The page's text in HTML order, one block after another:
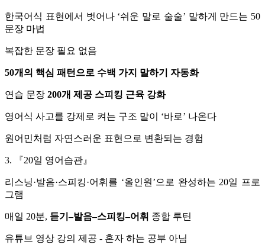
한국어식 표현에서 벗어나 ‘쉬운 말로 술술’ 말하게 만드는 50
문장 마법
복잡한 문장 필요 없음
50개의 핵심 패턴으로 수백 가지 말하기 자동화
연습 문장 200개 제공 스피킹 근육 강화
영어식 사고를 강제로 켜는 구조 말이 ‘바로’ 나온다
원어민처럼 자연스러운 표현으로 변환되는 경험
3. 『20일 영어습관』
리스닝·발음·스피킹·어휘를 ‘올인원’으로 완성하는 20일 프로
그램
매일 20분, 듣기–발음–스피킹–어휘 종합 루틴
유튜브 영상 강의 제공 - 혼자 하는 공부 아님